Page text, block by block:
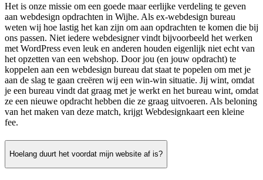
Het is onze missie om een goede maar eerlijke verdeling te geven
aan webdesign opdrachten in Wijhe. Als ex-webdesign bureau
weten wij hoe lastig het kan zijn om aan opdrachten te komen die bij
ons passen. Niet iedere webdesigner vindt bijvoorbeeld het werken
met WordPress even leuk en anderen houden eigenlijk niet echt van
het opzetten van een webshop. Door jou (en jouw opdracht) te
koppelen aan een webdesign bureau dat staat te popelen om met je
aan de slag te gaan creëren wij een win-win situatie. Jij wint, omdat
je een bureau vindt dat graag met je werkt en het bureau wint, omdat
ze een nieuwe opdracht hebben die ze graag uitvoeren. Als beloning
van het maken van deze match, krijgt Webdesignkaart een kleine
fee.
Hoelang duurt het voordat mijn website af is?